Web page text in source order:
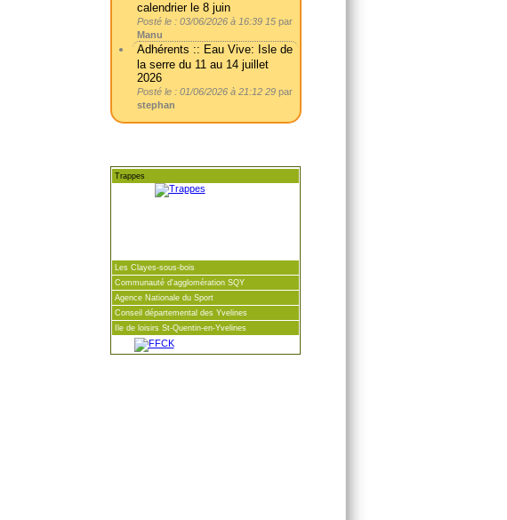
calendrier le 8 juin
Posté le : 03/06/2026 à 16:39 15 par
Manu
Adhérents :: Eau Vive: Isle de
la serre du 11 au 14 juillet
2026
Posté le : 01/06/2026 à 21:12 29 par
stephan
Trappes
Les Clayes-sous-bois
Communauté d'agglomération SQY
Agence Nationale du Sport
Conseil départemental des Yvelines
Ile de loisirs St-Quentin-en-Yvelines